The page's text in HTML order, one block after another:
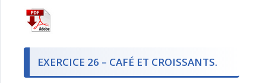
EXERCICE 26 – CAFÉ ET CROISSANTS.